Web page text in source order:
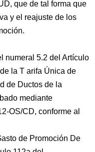
que de tal forma que
y el reajuste de los
numeral 5.2 del Artículo
la T arifa Única de
de Ductos de la
mediante
OS/CD, conforme al
de Promoción De